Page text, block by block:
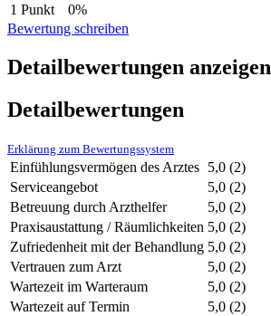
1 Punkt
0%
Bewertung schreiben
Detailbewertungen anzeigen
Detailbewertungen
Erklärung zum Bewertungssystem
Einfühlungsvermögen des Arztes 5,0 (2)
Serviceangebot
5,0 (2)
Betreuung durch Arzthelfer
5,0 (2)
Praxisaustattung / Räumlichkeiten 5,0 (2)
Zufriedenheit mit der Behandlung 5,0 (2)
Vertrauen zum Arzt
5,0 (2)
Wartezeit im Warteraum
5,0 (2)
Wartezeit auf Termin
5,0 (2)